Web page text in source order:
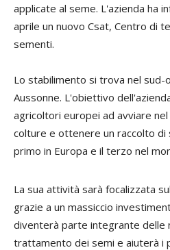
applicate al seme. L'azienda ha
aprile un nuovo Csat, Centro di
sementi.
Lo stabilimento si trova nel sud-
Aussonne. L'obiettivo
agricoltori europei ad avviare
colture e ottenere un raccolto di
primo in Europa e il terzo nel
La sua attività sarà focalizzata
grazie a un massiccio
diventerà parte integrante delle
trattamento dei semi e aiuterà i